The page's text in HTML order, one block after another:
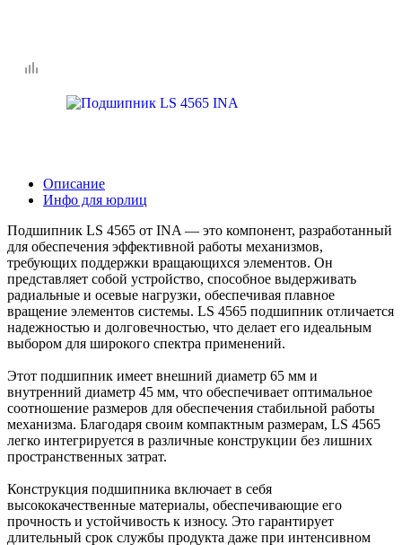
Описание
Инфо для юрлиц
Подшипник LS 4565 от INA — это компонент, разработанный
для обеспечения эффективной работы механизмов,
требующих поддержки вращающихся элементов. Он
представляет собой устройство, способное выдерживать
радиальные и осевые нагрузки, обеспечивая плавное
вращение элементов системы. LS 4565 подшипник отличается
надежностью и долговечностью, что делает его идеальным
выбором для широкого спектра применений.
Этот подшипник имеет внешний диаметр 65 мм и
внутренний диаметр 45 мм, что обеспечивает оптимальное
соотношение размеров для обеспечения стабильной работы
механизма. Благодаря своим компактным размерам, LS 4565
легко интегрируется в различные конструкции без лишних
пространственных затрат.
Конструкция подшипника включает в себя
высококачественные материалы, обеспечивающие его
прочность и устойчивость к износу. Это гарантирует
длительный срок службы продукта даже при интенсивном